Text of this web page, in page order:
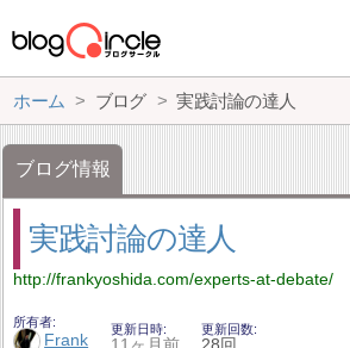
ホーム ブログ 実践討論の達人
ブログ情報
実践討論の達人
http://frankyoshida.com/experts-at-debate/
所有者
Frank
更新日時 更新回数